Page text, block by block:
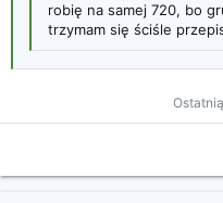
robię na samej 720, bo
trzymam się ściśle